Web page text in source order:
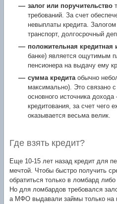
залог или поручительство
требований. За счет
невыплаты кредита.
транспорт, долгосрочный
положительная кредитная
банке) является
пенсионера на выдачу ему
сумма кредитаобычно
максимально). Это связано
основного источника
кредитования, за счет чего
оказывается весьма велик.
Где взять кредит?
Еще 10-15 лет назад кредит для
мечтой. Чтобы быстро получить
обратиться только в ломбард
Но для ломбардов требовался
а МФО выдавали займы только на